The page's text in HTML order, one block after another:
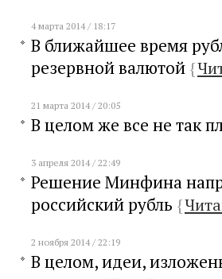
4 марта 2014 / 18:17
В ближайшее время
резервной валютой {
21 марта 2014 / 20:05
В целом же все не так
3 апреля 2014 / 22:49
Решение Минфина
российский рубль {
2 ноября 2014 / 22:19
В целом, идеи,